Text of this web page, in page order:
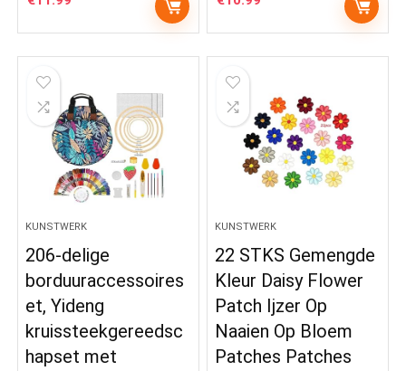
KUNSTWERK
206-delige
borduuraccessoires
et, Yideng
kruissteekgereedsc
hapset met
KUNSTWERK
22 STKS Gemengde
Kleur Daisy Flower
Patch Ijzer Op
Naaien Op Bloem
Patches Patches